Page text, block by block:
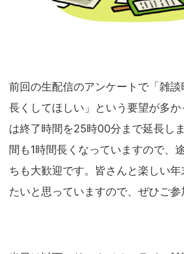
前回の生配信のアンケートで「雑談
長くしてほしい」という要望が多か
は終了時間を25時00分まで延長し
間も1時間長くなっていますので、
ちも大歓迎です。皆さんと楽しい年
たいと思っていますので、ぜひご参